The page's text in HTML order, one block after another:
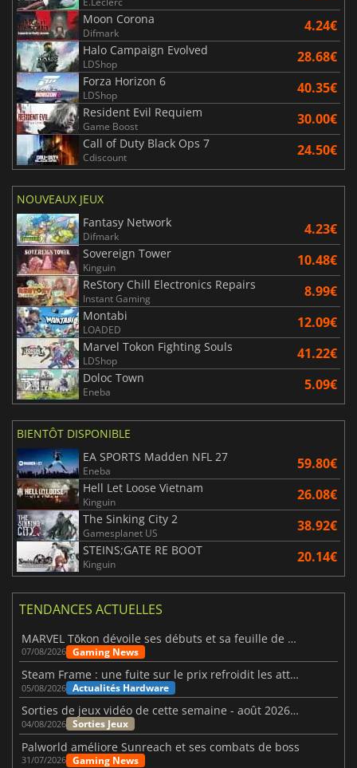
Moon Corona
Difmark 4.24€
Halo Campaign Evolved
LDShop 28.68€
Forza Horizon 6
LDShop 40.35€
Resident Evil Requiem
Game Boost 30.00€
Call of Duty Black Ops 7
Cdiscount 24.50€
NOUVEAUX JEUX
Fantasy Network
Difmark 4.23€
Sovereign Tower
Kinguin 10.48€
ReStory Chill Electronics Repairs
Instant Gaming 8.99€
Montabi
LOADED 12.09€
Marvel Tokon Fighting Souls
LDShop 41.22€
Doloc Town
Eneba 5.09€
BIENTÔT DISPONIBLE
EA SPORTS Madden NFL 27
Eneba 59.80€
Hell Let Loose Vietnam
Kinguin 26.08€
The Sinking City 2
Gamesplanet US 38.92€
STEINS;GATE RE BOOT
Kinguin 20.14€
TENDANCES ACTUELLES
MARVEL Tōkon dévoile ses débuts et sa feuille de route
07/08/2026 Gaming News
Steam Frame : une fuite sur le prix refroidit les attentes VR
05/08/2026 Actualités Hardware
Sorties de jeux vidéo de cette semaine - août 2026 (semaine 32)
04/08/2026 Sorties Jeux
Palworld améliore Sunreach et ses combats de boss
31/07/2026 Gaming News